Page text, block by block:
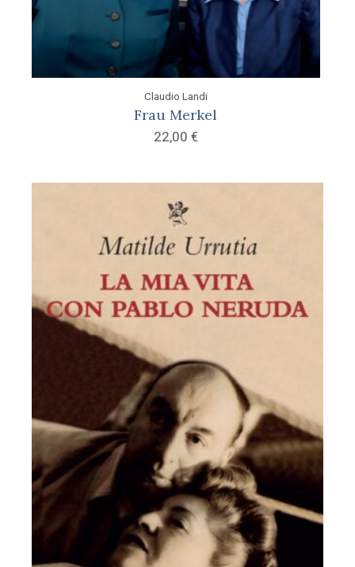
Claudio Landi
Frau Merkel
22,00 €